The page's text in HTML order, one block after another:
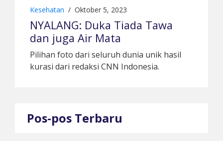
Kesehatan / Oktober 5, 2023
NYALANG: Duka Tiada Tawa
dan juga Air Mata
Pilihan foto dari seluruh dunia unik hasil
kurasi dari redaksi CNN Indonesia.
Pos-pos Terbaru